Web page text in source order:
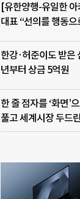
[유한양행-유일한
대표 “선의를 행동
한강·허준이도 받은
년부터 상금 5억원
한 줄 점자를 ‘화면’
풀고 세계시장 두드린